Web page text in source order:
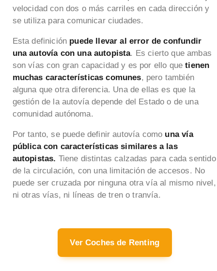
velocidad con dos o más carriles en cada dirección y
se utiliza para comunicar ciudades.
Esta definición puede llevar al error de confundir
una autovía con una autopista. Es cierto que ambas
son vías con gran capacidad y es por ello quetienen
muchas características comunes, pero también
alguna que otra diferencia. Una de ellas es que la
gestión de la autovía depende del Estado o de una
comunidad autónoma.
Por tanto, se puede definir autovía como una vía
pública con características similares a las
autopistas. Tiene distintas calzadas para cada sentido
de la circulación, con una limitación de accesos. No
puede ser cruzada por ninguna otra vía al mismo nivel,
ni otras vías, ni líneas de tren o tranvía.
Ver Coches de Renting